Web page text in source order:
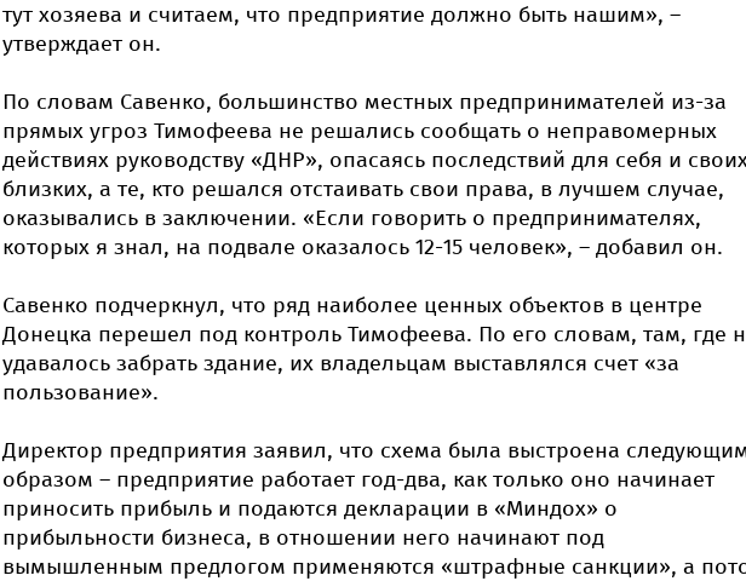
тут хозяева и считаем, что предприятие должно быть нашим», –
утверждает он.
По словам Савенко, большинство местных предпринимателей из-за
прямых угроз Тимофеева не решались сообщать о неправомерных
действиях руководству «ДНР», опасаясь последствий для себя и
близких, а те, кто решался отстаивать свои права, в лучшем случае,
оказывались в заключении. «Если говорить о предпринимателях,
которых я знал, на подвале оказалось 12-15 человек», – добавил он.
Савенко подчеркнул, что ряд наиболее ценных объектов в центре
Донецка перешел под контроль Тимофеева. По его словам, там, где
удавалось забрать здание, их владельцам выставлялся счет «за
пользование».
Директор предприятия заявил, что схема была выстроена
образом – предприятие работает год-два, как только оно начинает
приносить прибыль и подаются декларации в «Миндох» о
прибыльности бизнеса, в отношении него начинают под
вымышленным предлогом применяются «штрафные санкции», а